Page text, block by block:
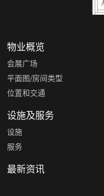
物业概览
会展广场
平面图/房间类型
位置和交通
设施及服务
设施
服务
最新资讯